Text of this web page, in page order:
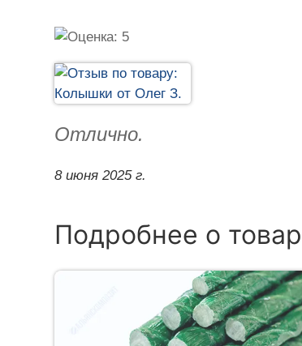
Отлично.
8 июня 2025 г.
Подробнее о